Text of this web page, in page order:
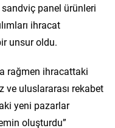
panel ürünleri
ihracat
unsur oldu.
rağmen ihracattaki
ve uluslararası rekabet
yeni pazarlar
oluşturdu”